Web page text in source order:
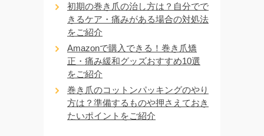
初期の巻き爪の治し方は？自分でで
きるケア・痛みがある場合の対処法
をご紹介
Amazonで購入できる！巻き爪矯
正・痛み緩和グッズおすすめ10選
をご紹介
巻き爪のコットンパッキングのやり
方は？準備するものや押さえておき
たいポイントをご紹介